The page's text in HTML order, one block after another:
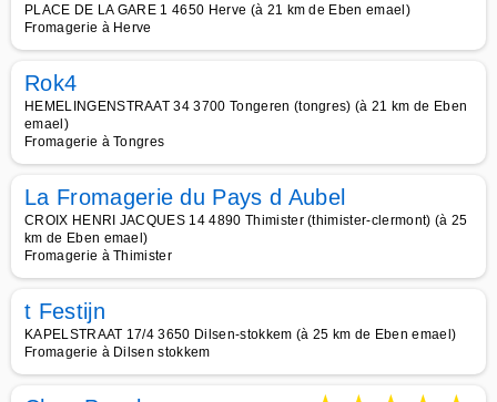
PLACE DE LA GARE 1 4650 Herve (à 21 km de Eben emael)
Fromagerie à Herve
Rok4
HEMELINGENSTRAAT 34 3700 Tongeren (tongres) (à 21 km de Eben
emael)
Fromagerie à Tongres
La Fromagerie du Pays d Aubel
CROIX HENRI JACQUES 14 4890 Thimister (thimister-clermont) (à 25
km de Eben emael)
Fromagerie à Thimister
t Festijn
KAPELSTRAAT 17/4 3650 Dilsen-stokkem (à 25 km de Eben emael)
Fromagerie à Dilsen stokkem